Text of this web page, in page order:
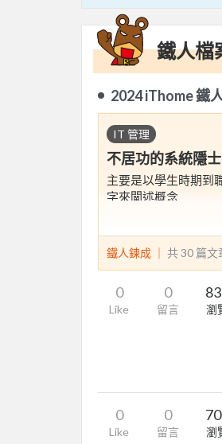
鐵人檔
2024 iThome 鐵
IT 管理
不居功的系統隱
主要是以學生時期到
字來闡述概念
鐵人鍊成 ｜ 共 30 篇文
0
Like
0
留言 瀏
0
Like
0
留言 瀏